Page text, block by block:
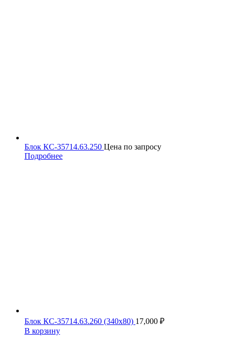
Блок КС-35714.63.250 Цена по запросу
Подробнее
Блок КС-35714.63.260 (340х80) 17,000 ₽
В корзину